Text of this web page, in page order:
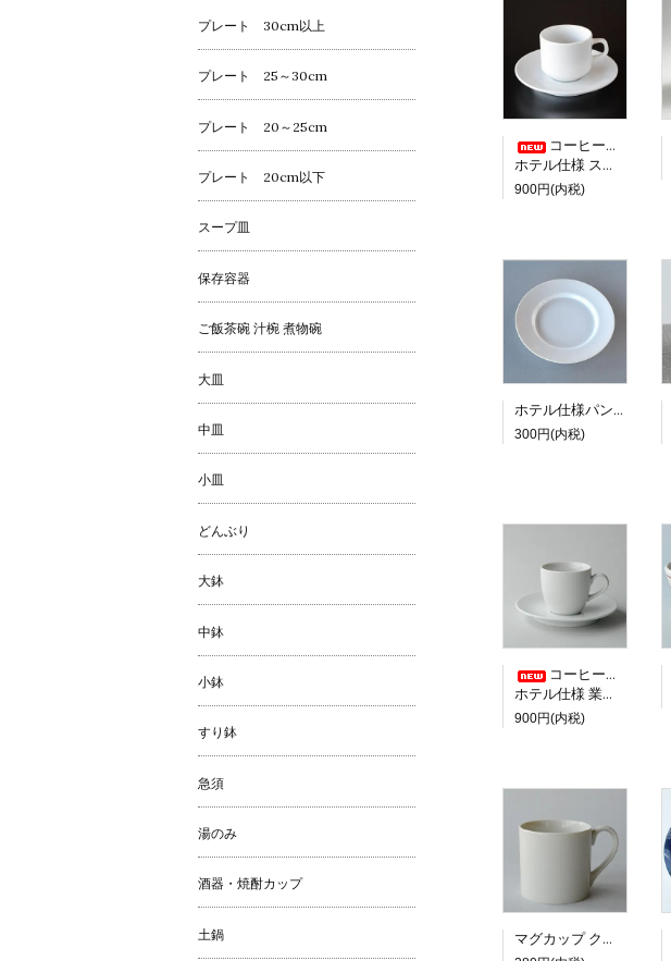
コーヒーカップ＆ソーサー
ホテル仕様 スタッキング
900円(内税)
ホテル仕様パン皿 18cm
300円(内税)
コーヒーカップ＆ソーサー
ホテル仕様 業務用
900円(内税)
マグカップ クラシックホワイト
プレート 30cm以上
プレート 25～30cm
プレート 20～25cm
プレート 20cm以下
スープ皿
保存容器
ご飯茶碗 汁椀 煮物碗
大皿
中皿
小皿
どんぶり
大鉢
中鉢
小鉢
すり鉢
急須
湯のみ
酒器・焼酎カップ
土鍋